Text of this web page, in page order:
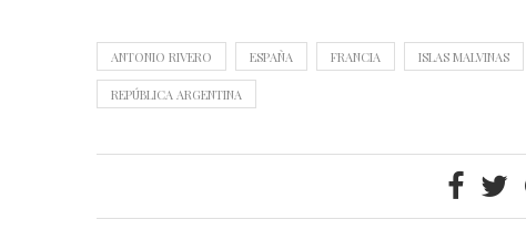
ANTONIO RIVERO ESPAÑA FRANCIA ISLAS MALVINAS
REPÚBLICA ARGENTINA